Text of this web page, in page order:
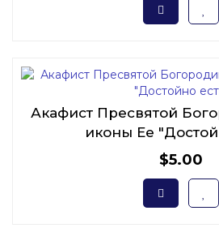
Акафист Пресвятой
иконы Ее
$5.00